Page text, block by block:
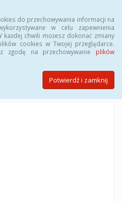
do przechowywania informacji na
w celu zapewnienia
każdej chwili możesz dokonać zmiany
cookies w Twojej przeglądarce.
zgodę na przechowywanie plików
Potwierdź i zamknij
PUBLICZNEJ
Opola